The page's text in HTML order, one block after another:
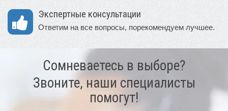
Экспертные консультации
Ответим на все вопросы, порекомендуем лучшее.
Сомневаетесь в выборе?
Звоните, наши специалисты
помогут!